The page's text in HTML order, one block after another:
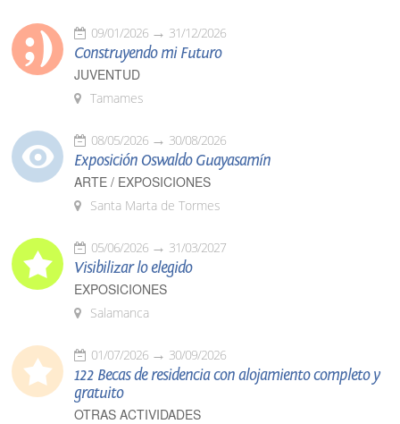
09/01/2026 31/12/2026
Construyendo mi Futuro
JUVENTUD
Tamames
08/05/2026 30/08/2026
Exposición Oswaldo Guayasamín
ARTE / EXPOSICIONES
Santa Marta de Tormes
05/06/2026 31/03/2027
Visibilizar lo elegido
EXPOSICIONES
Salamanca
01/07/2026 30/09/2026
122 Becas de residencia con alojamiento completo y
gratuito
OTRAS ACTIVIDADES